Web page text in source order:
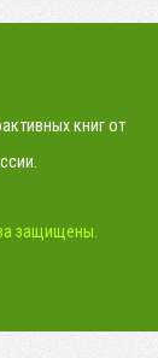
книг от
защищены.